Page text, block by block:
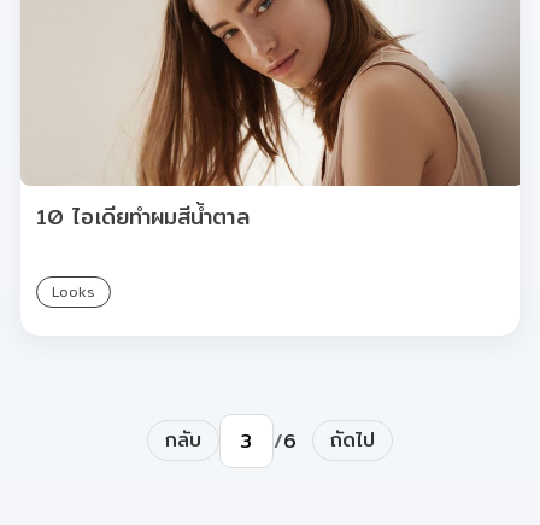
10 ไอเดียทำผมสีน้ำตาล
Looks
กลับ ไปยังหน้า
/6 ถัดไป